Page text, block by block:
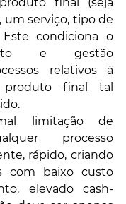
um serviço, tipo de
condiciona o
e gestão
relativos à
final tal
limitação de
processo
rápido, criando
com baixo custo
elevado cash-